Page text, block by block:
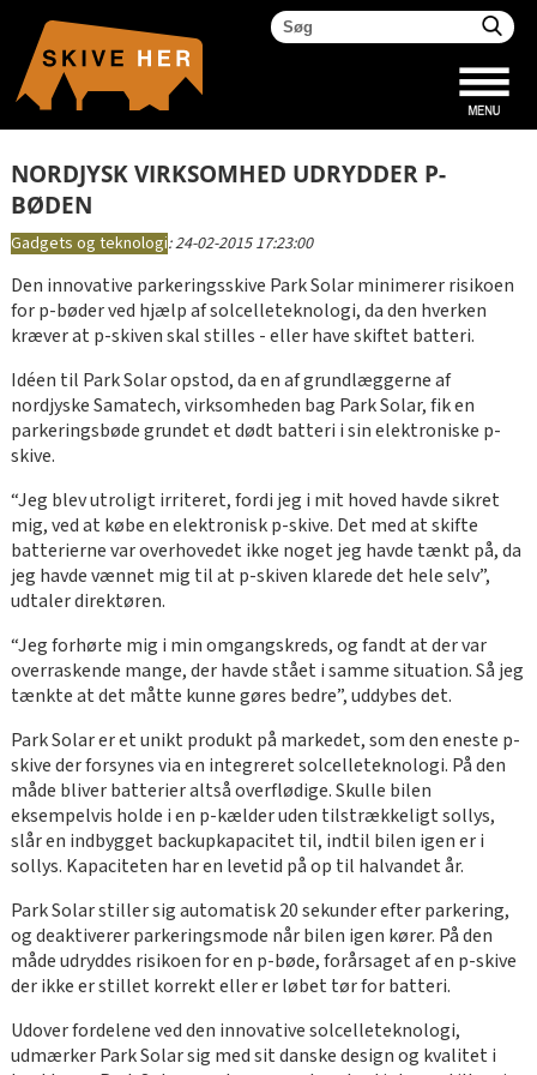
NORDJYSK VIRKSOMHED UDRYDDER P-
BØDEN
Gadgets og teknologi:24-02-2015 17:23:00
Den innovative parkeringsskive Park Solar minimerer risikoen
for p-bøder ved hjælp af solcelleteknologi, da den hverken
kræver at p-skiven skal stilles - eller have skiftet batteri.
Idéen til Park Solar opstod, da en af grundlæggerne af
nordjyske Samatech, virksomheden bag Park Solar, fik en
parkeringsbøde grundet et dødt batteri i sin elektroniske p-
skive.
“Jeg blev utroligt irriteret, fordi jeg i mit hoved havde sikret
mig, ved at købe en elektronisk p-skive. Det med at skifte
batterierne var overhovedet ikke noget jeg havde tænkt på, da
jeg havde vænnet mig til at p-skiven klarede det hele selv”,
udtaler direktøren.
“Jeg forhørte mig i min omgangskreds, og fandt at der var
overraskende mange, der havde stået i samme situation. Så jeg
tænkte at det måtte kunne gøres bedre”, uddybes det.
Park Solar er et unikt produkt på markedet, som den eneste p-
skive der forsynes via en integreret solcelleteknologi. På den
måde bliver batterier altså overflødige. Skulle bilen
eksempelvis holde i en p-kælder uden tilstrækkeligt sollys,
slår en indbygget backupkapacitet til, indtil bilen igen er i
sollys. Kapaciteten har en levetid på op til halvandet år.
Park Solar stiller sig automatisk 20 sekunder efter parkering,
og deaktiverer parkeringsmode når bilen igen kører. På den
måde udryddes risikoen for en p-bøde, forårsaget af en p-skive
der ikke er stillet korrekt eller er løbet tør for batteri.
Udover fordelene ved den innovative solcelleteknologi,
udmærker Park Solar sig med sit danske design og kvalitet i